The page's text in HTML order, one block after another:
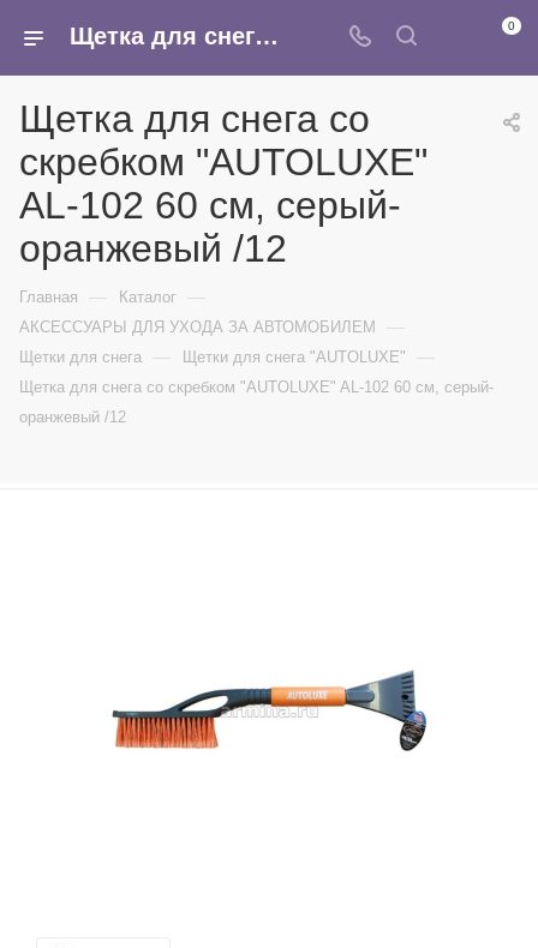
Щетка для снега со скребком "AUTOLUXE" AL-102 60 см, серый-оранжевый /12 - купить в интернет-магазине Армина 0
Щетка для снега со
скребком "AUTOLUXE"
AL-102 60 см, серый-
оранжевый /12
Главная — Каталог —
АКСЕССУАРЫ ДЛЯ УХОДА ЗА АВТОМОБИЛЕМ —
Щетки для снега — Щетки для снега "AUTOLUXE" —
Щетка для снега со скребком "AUTOLUXE" AL-102 60 см, серый-
оранжевый /12